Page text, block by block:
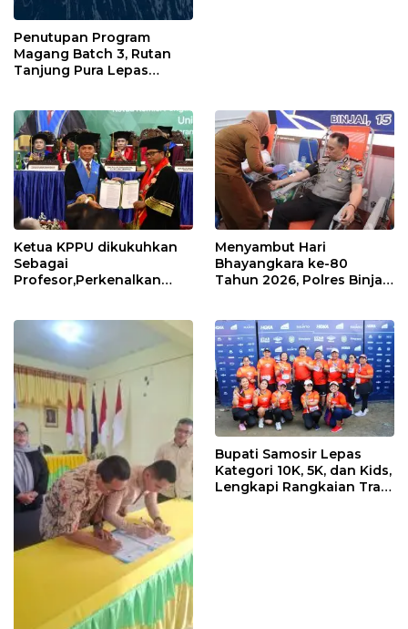
Penutupan Program
Magang Batch 3, Rutan
Tanjung Pura Lepas
Kebanggaan
Ketua KPPU dikukuhkan
Sebagai
Profesor,Perkenalkan
Menyambut Hari
Bhayangkara ke-80
Tahun 2026, Polres Binjai
Bupati Samosir Lepas
Kategori 10K, 5K, dan Kids,
Lengkapi Rangkaian Trail